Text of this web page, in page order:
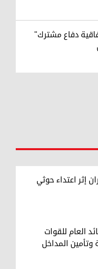
دفاع مشترك"
في نجران إثر اعتداء حوثي
العام للقوات
وتأمين المداخل